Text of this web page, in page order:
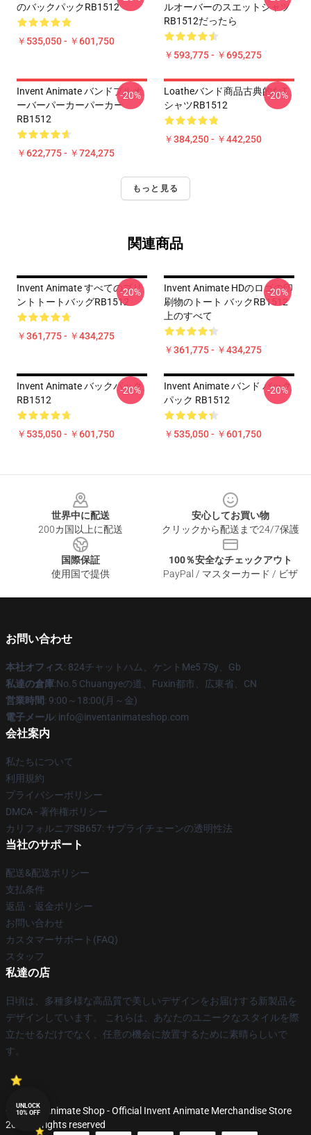
のバックパックRB1512
￥535,050 - ￥601,750
ルオーバーのスエットシャツ
RB1512だったら
￥593,775 - ￥695,275
Invent Animate バンドプルオ
ーバーパーカーパーカー
RB1512
￥622,775 - ￥724,275
-20%
Loatheバンド商品古典的なT
シャツRB1512
￥384,250 - ￥442,250
-20%
もっと見る
関連商品
Invent Animate すべてのプリ
ントトートバッグRB1512
￥361,775 - ￥434,275
-20%
Invent Animate HDのロゴの印
刷物のトート バックRB1512
上のすべて
￥361,775 - ￥434,275
-20%
Invent Animate バックパック
RB1512
￥535,050 - ￥601,750
-20%
Invent Animate バンド バック
パック RB1512
￥535,050 - ￥601,750
-20%
世界中に配送
200カ国以上に配送
安心してお買い物
クリックから配送まで24/7保護
国際保証
使用国で提供
100％安全なチェックアウト
PayPal / マスターカード / ビザ
お問い合わせ
本社オフィス: 824チャットハム、ケントMe5 7Sy、Gb
私達の倉庫:No.5 Chuangyeの道、Fuxin都市、広東省、CN
営業時間: 9:00～18:00(月～金)
電子メール: info@inventanimateshop.com
会社案内
私たちについて
利用規約
プライバシーポリシー
DMCA - 著作権ポリシー
カリフォルニアSB657: サプライチェーンの透明性法
当社のサポート
配送&配送ポリシー
支払条件
返品・返金ポリシー
お問い合わせ
カスタマーサポート(FAQ)
スタッフ
私達の店
日頃は、多種多様な高品質で美しいデザインをお届けする新製品を
デザインしています。 これらは、あなたのユニークなスタイルを際
立たせるだけでなく、任意の機会に放置するために素晴らしいで
す。
© Invent Animate Shop - Official Invent Animate Merchandise Store
2026 all rights reserved
UNLOCK
10% OFF